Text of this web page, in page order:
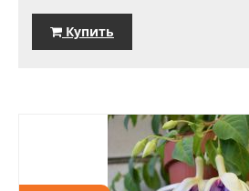
Купить